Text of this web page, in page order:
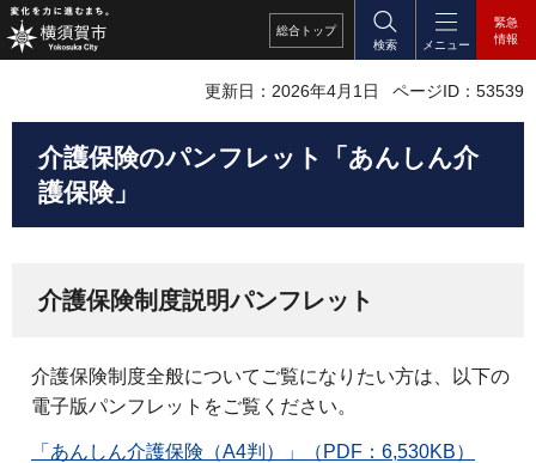
総合 トップ
検索
メニュー
緊急
情報
更新日：2026年4月1日 ページID：53539
介護保険のパンフレット「あんしん介
護保険」
介護保険制度説明パンフレット
介護保険制度全般についてご覧になりたい方は、以下の
電子版パンフレットをご覧ください。
「あんしん介護保険（A4判）」（PDF：6,530KB）